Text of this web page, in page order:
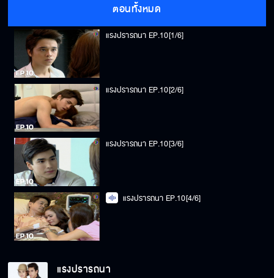
ตอนทั้งหมด
แรงปรารถนา EP.10[1/6]
แรงปรารถนา EP.10[2/6]
แรงปรารถนา EP.10[3/6]
แรงปรารถนา EP.10[4/6]
แรงปรารถนา